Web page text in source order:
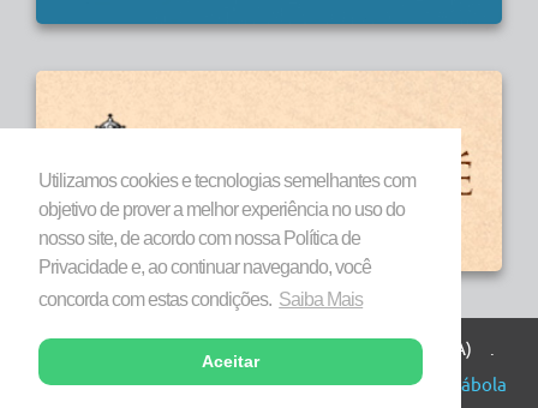
Utilizamos cookies e tecnologias semelhantes com
objetivo de prover a melhor experiência no uso do
nosso site, de acordo com nossa Política de
Privacidade e, ao continuar navegando, você
concorda com estas condições. Saiba Mais
Aceitar
Todos os direitos reservados a Diocese de Marabá (PA) .
Copyright © 2026 . Desenvolvido porAgência Parábola